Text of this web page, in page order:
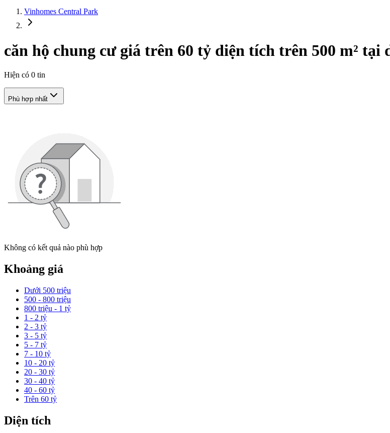
Vinhomes Central Park
căn hộ chung cư giá trên 60 tỷ diện tích trên 500 m²
Hiện có 0 tin
Phù hợp nhất
Không có kết quả nào phù hợp
Khoảng giá
Dưới 500 triệu
500 - 800 triệu
800 triệu - 1 tỷ
1 - 2 tỷ
2 - 3 tỷ
3 - 5 tỷ
5 - 7 tỷ
7 - 10 tỷ
10 - 20 tỷ
20 - 30 tỷ
30 - 40 tỷ
40 - 60 tỷ
Trên 60 tỷ
Diện tích